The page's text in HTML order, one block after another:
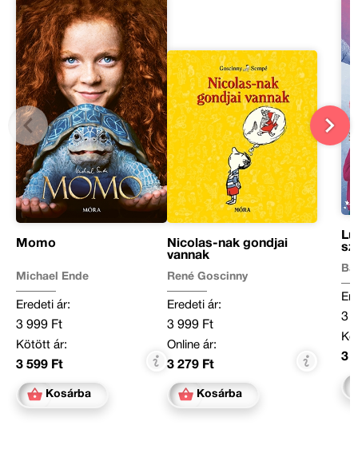
Momo
Michael Ende
Eredeti ár:
3 999 Ft
Kötött ár:
3 599 Ft
Kosárba
Nicolas-nak gondjai
vannak
René Goscinny
Eredeti ár:
3 999 Ft
Online ár:
3 279 Ft
Kosárba
3
3